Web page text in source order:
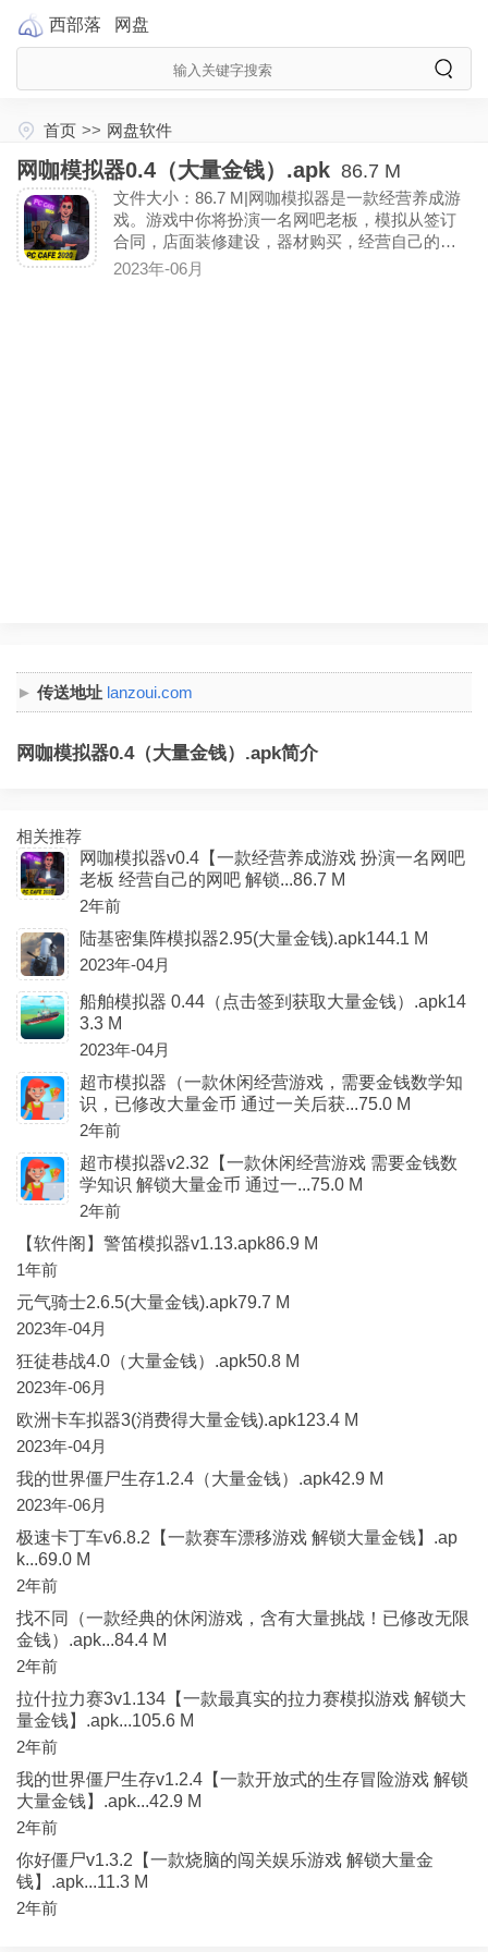
西部落 网盘
首页 >> 网盘软件
网咖模拟器0.4（大量金钱）.apk 86.7 M
文件大小：86.7 M|网咖模拟器是一款经营养成游
戏。游戏中你将扮演一名网吧老板，模拟从签订
合同，店面装修建设，器材购买，经营自己的网
吧。(点击左边collect获得大量金钱)
2023年-06月
传送地址 lanzoui.com
网咖模拟器0.4（大量金钱）.apk简介
相关推荐
网咖模拟器v0.4【一款经营养成游戏 扮演一名网吧
老板 经营自己的网吧 解锁...86.7 M
2年前
陆基密集阵模拟器2.95(大量金钱).apk144.1 M
2023年-04月
船舶模拟器 0.44（点击签到获取大量金钱）.apk14
3.3 M
2023年-04月
超市模拟器（一款休闲经营游戏，需要金钱数学知
识，已修改大量金币 通过一关后获...75.0 M
2年前
超市模拟器v2.32【一款休闲经营游戏 需要金钱数
学知识 解锁大量金币 通过一...75.0 M
2年前
【软件阁】警笛模拟器v1.13.apk86.9 M
1年前
元气骑士2.6.5(大量金钱).apk79.7 M
2023年-04月
狂徒巷战4.0（大量金钱）.apk50.8 M
2023年-06月
欧洲卡车拟器3(消费得大量金钱).apk123.4 M
2023年-04月
我的世界僵尸生存1.2.4（大量金钱）.apk42.9 M
2023年-06月
极速卡丁车v6.8.2【一款赛车漂移游戏 解锁大量金钱】.ap
k...69.0 M
2年前
找不同（一款经典的休闲游戏，含有大量挑战！已修改无限
金钱）.apk...84.4 M
2年前
拉什拉力赛3v1.134【一款最真实的拉力赛模拟游戏 解锁大
量金钱】.apk...105.6 M
2年前
我的世界僵尸生存v1.2.4【一款开放式的生存冒险游戏 解锁
大量金钱】.apk...42.9 M
2年前
你好僵尸v1.3.2【一款烧脑的闯关娱乐游戏 解锁大量金
钱】.apk...11.3 M
2年前